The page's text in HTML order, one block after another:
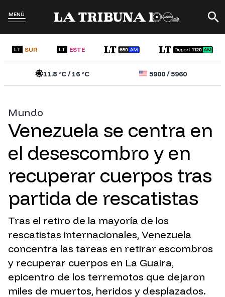
MENÚ
LT SUR LT ESTE
11.8 °C /16 °C 5900/5960
Mundo
Venezuela se centra en
el desescombro y en
recuperar cuerpos tras
partida de rescatistas
Tras el retiro de la mayoría de los
rescatistas internacionales, Venezuela
concentra las tareas en retirar escombros
y recuperar cuerpos en La Guaira,
epicentro de los terremotos que dejaron
miles de muertos, heridos y desplazados.